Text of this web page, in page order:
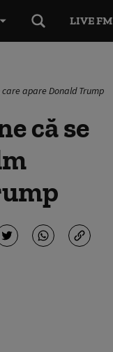
LIVE FM
apare Donald Trump
că se